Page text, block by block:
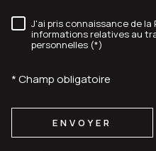
J'ai pris connaissance de
informations relatives au
personnelles (*)
* Champ obligatoire
ENVOYER